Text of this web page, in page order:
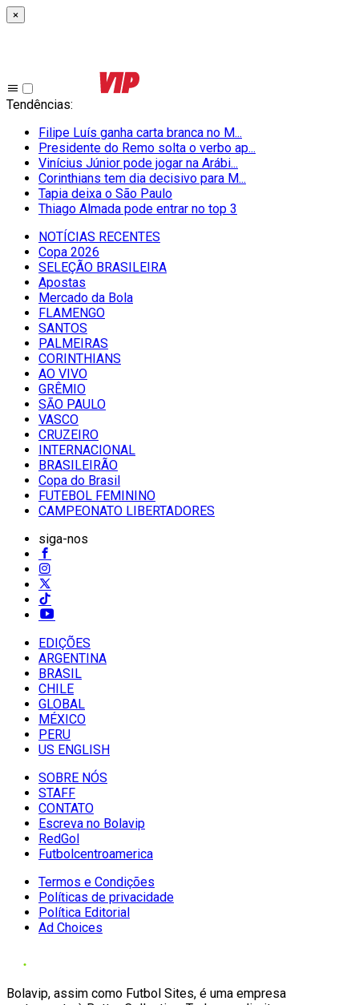
×
Tendências:
Filipe Luís ganha carta branca no M...
Presidente do Remo solta o verbo ap...
Vinícius Júnior pode jogar na Arábi...
Corinthians tem dia decisivo para M...
Tapia deixa o São Paulo
Thiago Almada pode entrar no top 3
NOTÍCIAS RECENTES
Copa 2026
SELEÇÃO BRASILEIRA
Apostas
Mercado da Bola
FLAMENGO
SANTOS
PALMEIRAS
CORINTHIANS
AO VIVO
GRÊMIO
SĀO PAULO
VASCO
CRUZEIRO
INTERNACIONAL
BRASILEIRÃO
Copa do Brasil
FUTEBOL FEMININO
CAMPEONATO LIBERTADORES
siga-nos
EDIÇÕES
ARGENTINA
BRASIL
CHILE
GLOBAL
MÉXICO
PERU
US ENGLISH
SOBRE NÓS
STAFF
CONTATO
Escreva no Bolavip
RedGol
Futbolcentroamerica
Termos e Condições
Políticas de privacidade
Política Editorial
Ad Choices
Bolavip, assim como Futbol Sites, é uma empresa